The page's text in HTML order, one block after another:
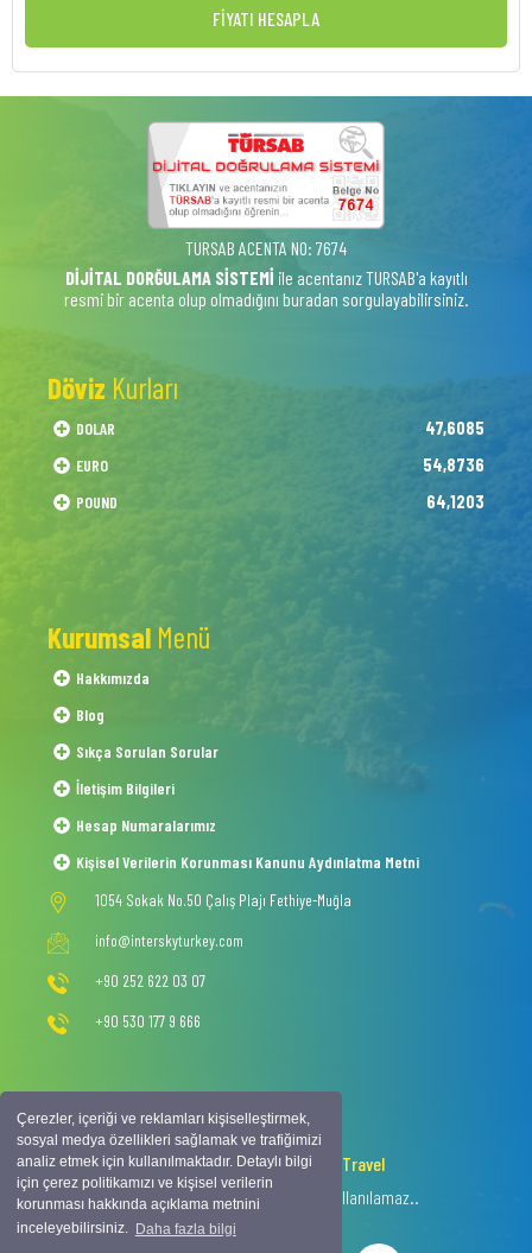
Çerezler, içeriği ve reklamları kişiselleştirmek,
sosyal medya özellikleri sağlamak ve trafiğimizi
analiz etmek için kullanılmaktadır. Detaylı bilgi
için çerez politikamızı ve kişisel verilerin
korunması hakkında açıklama metnini
inceleyebilirsiniz. Daha fazla bilgi
FİYATI HESAPLA
TURSAB ACENTA NO: 7674
DİJİTAL DORĞULAMA SİSTEMİ ile acentanız TURSAB'a kayıtlı
resmi bir acenta olup olmadığını buradan sorgulayabilirsiniz.
Döviz Kurları
DOLAR 47,6085
EURO 54,8736
POUND 64,1203
Kurumsal Menü
Hakkımızda
Blog
Sıkça Sorulan Sorular
İletişim Bilgileri
Hesap Numaralarımız
Kişisel Verilerin Korunması Kanunu Aydınlatma Metni
1054 Sokak No.50 Çalış Plajı Fethiye-Muğla
info@interskyturkey.com
+90 252 622 03 07
+90 530 177 9 666
2020 © Copyright -Intersky Travel
Tüm hakkı saklıdır, izinsiz içerik kullanılamaz..